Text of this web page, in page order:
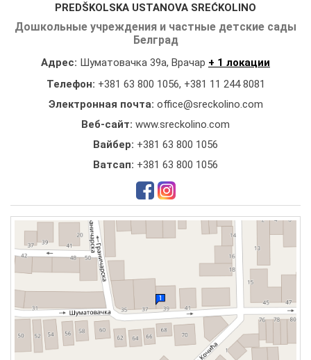
PREDŠKOLSKA USTANOVA SREĆKOLINO
Дошкольные учреждения и частные детские сады
Белград
Адрес: Шуматовачка 39a, Врачар + 1 локации
Телефон: +381 63 800 1056, +381 11 244 8081
Электронная почта: office@sreckolino.com
Веб-сайт: www.sreckolino.com
Вайбер: +381 63 800 1056
Ватсап: +381 63 800 1056